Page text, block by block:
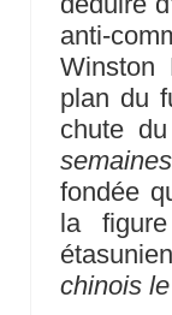
anti-
Winston
plan du
chute
fondée
la
chinois